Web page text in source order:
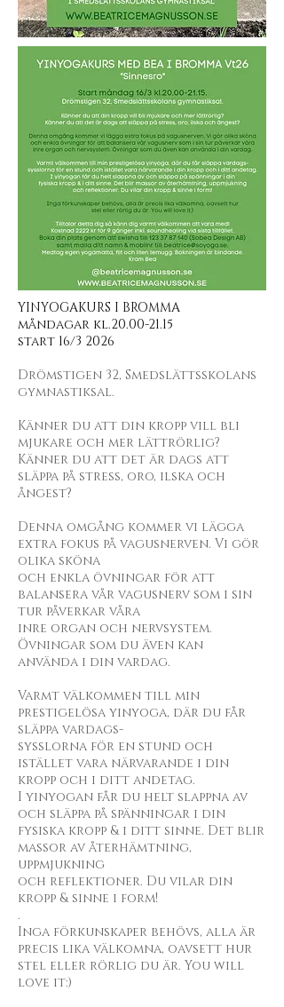
YINYOGAKURS I BROMMA
måndagar kl.20.00-21.15
start 16/3 2026
Drömstigen 32, Smedslättsskolans
gymnastiksal.
Känner du att din kropp vill bli
mjukare och mer lättrörlig?
Känner du att det är dags att
släppa på stress, oro, ilska och
ångest?
Denna omgång kommer vi lägga
extra fokus på vagusnerven. Vi gör
olika sköna
och enkla övningar för att
balansera vår vagusnerv som i sin
tur påverkar våra
inre organ och nervsystem.
Övningar som du även kan
använda i din vardag.
Varmt välkommen till min
prestigelösa yinyoga, där du får
släppa vardags-
sysslorna för en stund och
istället vara närvarande i din
kropp och i ditt andetag.
I yinyogan får du helt slappna av
och släppa på spänningar i din
fysiska kropp & i ditt sinne. Det blir
massor av återhämtning,
uppmjukning
och reflektioner. Du vilar din
kropp & sinne i form!
.
Inga förkunskaper behövs, alla är
precis lika välkomna, oavsett hur
stel eller rörlig du är. You will
love it:)